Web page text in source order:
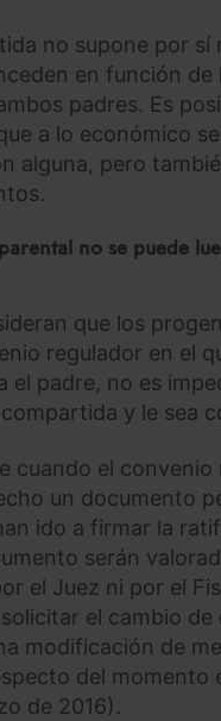
no supone por
en función de
padres. Es
a lo económico
alguna, pero
no se puede
que los
regulador en el
el padre, no es
y le sea
cuando el
un documento
ido a firmar la
serán
el Juez ni por el
el cambio
modificación de
del
de 2016).